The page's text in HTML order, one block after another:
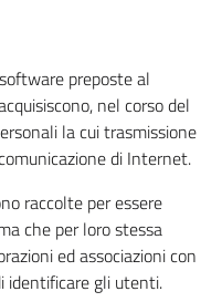
preposte al
nel corso del
la cui trasmissione
di Internet.
raccolte per essere
che per loro stessa
ed associazioni con
identificare gli utenti.